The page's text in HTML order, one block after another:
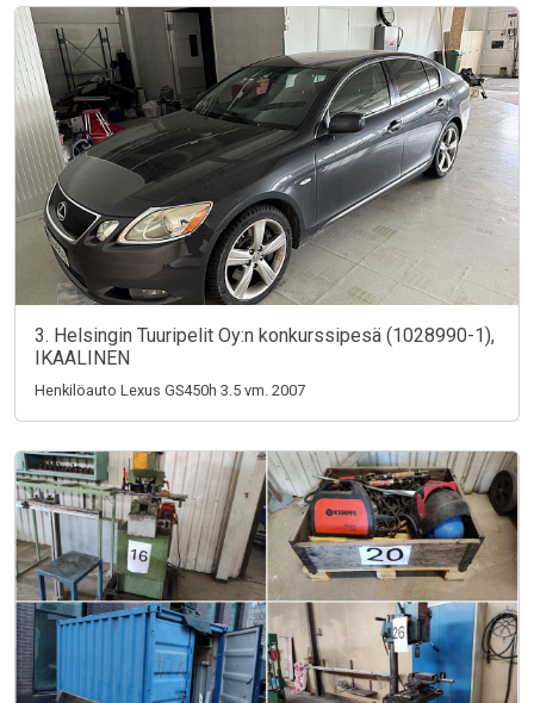
3. Helsingin Tuuripelit Oy:n konkurssipesä (1028990-1),
IKAALINEN
Henkilöauto Lexus GS450h 3.5 vm. 2007